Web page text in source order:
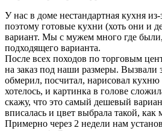
У нас в доме нестандартная кухня
поэтому готовые кухни (хоть они и
вариант. Мы с мужем много где
подходящего варианта.
После всех походов по торговым
на заказ под наши размеры. Вызвали
обмерил, посчитал, нарисовал
хотелось, и картинка в голове
скажу, что это самый дешевый
вписалась и цвет выбрала такой, как
Примерно через 2 недели нам